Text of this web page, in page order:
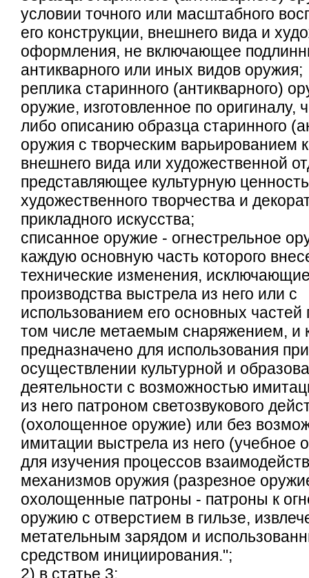
условии точного или масштабного
его конструкции, внешнего вида и
оформления, не включающее
антикварного или иных видов оружия;
реплика старинного (антикварного)
оружие, изготовленное по оригиналу,
либо описанию образца старинного
оружия с творческим варьированием
внешнего вида или художественной
представляющее культурную
художественного творчества и
прикладного искусства;
списанное оружие - огнестрельное
каждую основную часть которого
технические изменения,
производства выстрела из него или с
использованием его основных частей
том числе метаемым снаряжением, и
предназначено для использования при
осуществлении культурной и
деятельности с возможностью
из него патроном светозвукового
(охолощенное оружие) или без
имитации выстрела из него (учебное
для изучения процессов
механизмов оружия (разрезное
охолощенные патроны - патроны к
оружию с отверстием в гильзе,
метательным зарядом и
средством инициирования.";
2) в статье 3: